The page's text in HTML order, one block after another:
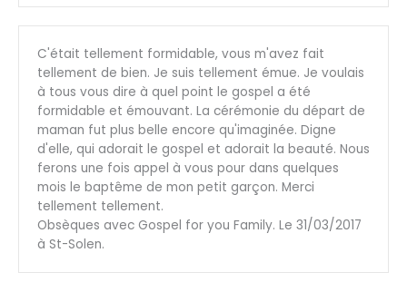
C'était tellement formidable, vous m'avez fait
tellement de bien. Je suis tellement émue. Je voulais
à tous vous dire à quel point le gospel a été
formidable et émouvant. La cérémonie du départ de
maman fut plus belle encore qu'imaginée. Digne
d'elle, qui adorait le gospel et adorait la beauté. Nous
ferons une fois appel à vous pour dans quelques
mois le baptême de mon petit garçon. Merci
tellement tellement.
Obsèques avec Gospel for you Family. Le 31/03/2017
à St-Solen.